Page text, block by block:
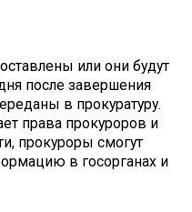
или они будут
после завершения
в прокуратуру.
права прокуроров и
прокуроры смогут
в госорганах и